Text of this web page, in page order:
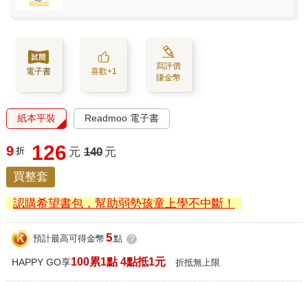
電子書 喜歡+1
寫評價
賺金幣
紙本平裝 Readmoo 電子書
9 折 126 元 140 元
買整套
認購希望書包，幫助弱勢孩童上學不中斷！
預計最高可得金幣 5點 ?
HAPPY GO享100累1點 4點抵1元 折抵無上限